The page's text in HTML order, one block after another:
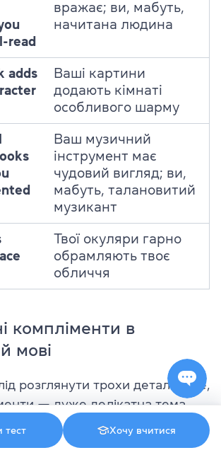
read
вражає; ви, мабуть,
начитана людина
adds
Ваші картини
додають кімнаті
особливого шарму
Ваш музичний
інструмент має
чудовий вигляд; ви,
мабуть, талановитий
музикант
Твої окуляри гарно
обрамляють твоє
обличчя
компліменти в
мові
розглянути трохи детальніше,
— дуже делікатна тема,
ділового спілкування.
тест Хочу вчитися